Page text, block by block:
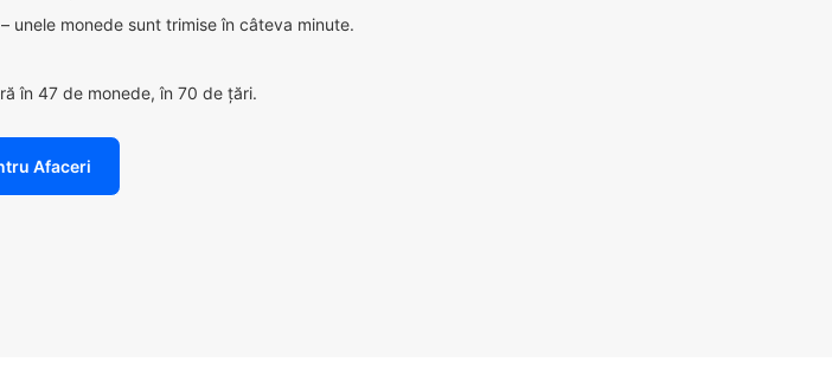
unele monede sunt trimise în câteva minute.
în 47 de monede, în 70 de țări.
Afaceri